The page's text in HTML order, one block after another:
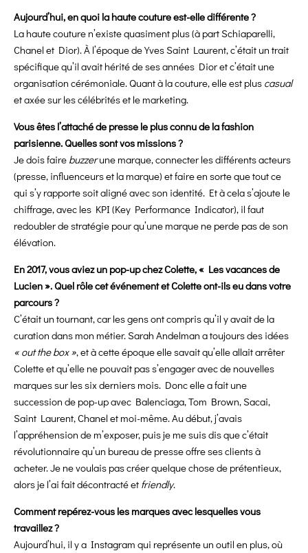
Aujourd’hui, en quoi la haute couture est-elle différente ?
La haute couture n’existe quasiment plus (à part Schiaparelli,
Chanel et Dior). À l’époque de Yves Saint Laurent, c’était un trait
spécifique qu’il avait hérité de ses années Dior et c’était une
organisation cérémoniale. Quant à la couture, elle est plus casual
et axée sur les célébrités et le marketing.
Vous êtes l’attaché de presse le plus connu de la fashion
parisienne. Quelles sont vos missions ?
Je dois faire buzzerune marque, connecter les différents acteurs
(presse, influenceurs et la marque) et faire en sorte que tout ce
qui s’y rapporte soit aligné avec son identité. Et à cela s’ajoute le
chiffrage, avec les KPI (Key Performance Indicator), il faut
redoubler de stratégie pour qu’une marque ne perde pas de son
élévation.
En 2017, vous aviez un pop-up chez Colette, « Les vacances de
Lucien ». Quel rôle cet événement et Colette ont-ils eu dans votre
parcours ?
C’était un tournant, car les gens ont compris qu’il y avait de la
curation dans mon métier. Sarah Andelman a toujours des idées
« out the box », et à cette époque elle savait qu’elle allait arrêter
Colette et qu’elle ne pouvait pas s’engager avec de nouvelles
marques sur les six derniers mois. Donc elle a fait une
succession de pop-up avec Balenciaga, Tom Brown, Sacai,
Saint Laurent, Chanel et moi-même. Au début, j’avais
l’appréhension de m’exposer, puis je me suis dis que c’était
révolutionnaire qu’un bureau de presse offre ses clients à
acheter. Je ne voulais pas créer quelque chose de prétentieux,
alors je l’ai fait décontracté et friendly.
Comment repérez-vous les marques avec lesquelles vous
travaillez ?
Aujourd’hui, il y a Instagram qui représente un outil en plus, où